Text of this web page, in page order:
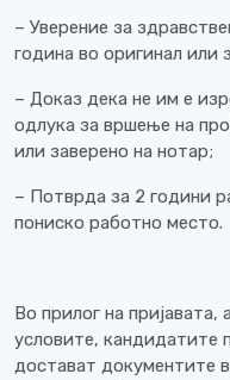
– Уверение за
година во оригинал или
– Доказ дека не им е
одлука за вршење на
или заверено на нотар;
– Потврда за 2 години
пониско работно место.
Во прилог на пријавата,
условите, кандидатите
достават документите